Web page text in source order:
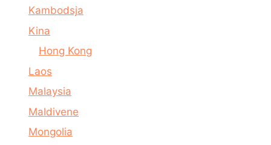
Kambodsja
Kina
Hong Kong
Laos
Malaysia
Maldivene
Mongolia